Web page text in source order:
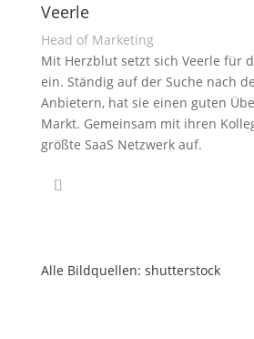
Veerle
Head of Marketing
Mit Herzblut setzt sich Veerle für
ein. Ständig auf der Suche nach
Anbietern, hat sie einen guten
Markt. Gemeinsam mit ihren
größte SaaS Netzwerk auf.
Alle Bildquellen: shutterstock